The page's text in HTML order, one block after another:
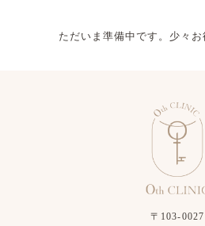
ただいま準備中です。少々お
〒103-0027